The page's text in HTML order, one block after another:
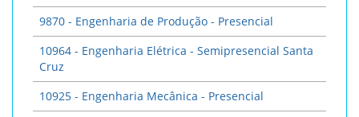
9870 - Engenharia de Produção - Presencial
10964 - Engenharia Elétrica - Semipresencial Santa
Cruz
10925 - Engenharia Mecânica - Presencial